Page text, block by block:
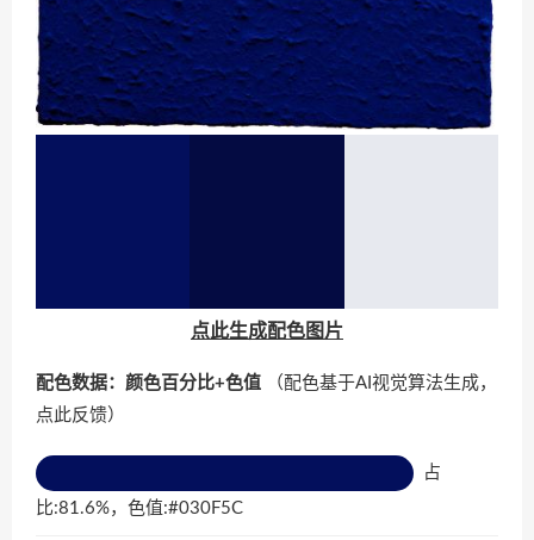
点此生成配色图片
配色数据：颜色百分比+色值 （配色基于AI视觉算法生成，
点此反馈）
占
比:81.6%，色值:#030F5C